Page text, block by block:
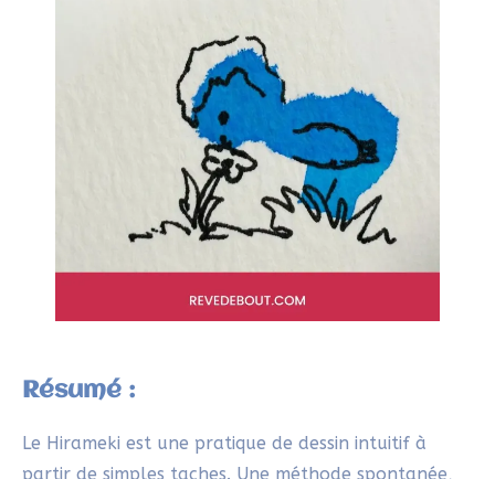
ELISE
28/04/2025 À 15H10
Merci pour cet article inspirant! J’ai
trouvé magnifique la manière dont tu
seulement à « dessiner », mais surtout à
libérer l’imagination, sans pression ni
d’une fille atypique, je mesure à quel
précieuse : c’est un vrai terrain de jeu
pour réveiller l’inventivité, renforcer la